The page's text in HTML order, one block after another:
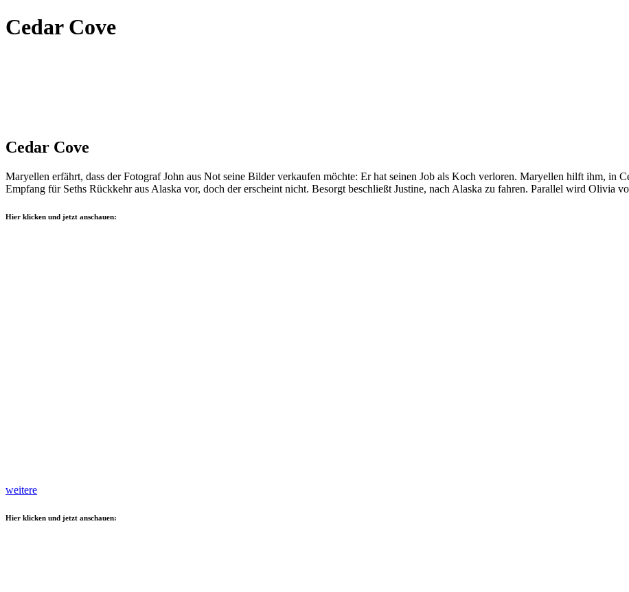
Cedar Cove
Cedar Cove
Maryellen erfährt, dass der Fotograf John aus Not seine Bilder verkaufen möchte: Er hat seinen Job als Koch verloren. Maryellen hilft ihm, in
Empfang für Seths Rückkehr aus Alaska vor, doch der erscheint nicht. Besorgt beschließt Justine, nach Alaska zu fahren. Parallel wird Olivia
Hier klicken und jetzt anschauen:
weitere
Hier klicken und jetzt anschauen: